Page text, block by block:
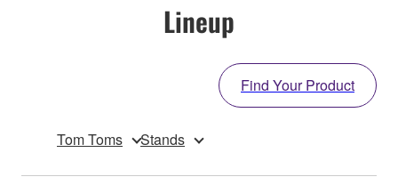
Lineup
Find Your Product
Tom Toms Stands